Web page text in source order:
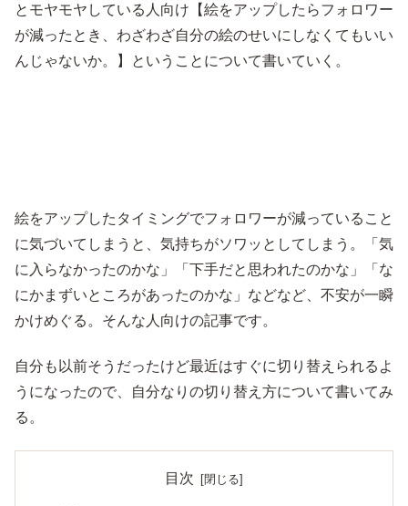
とモヤモヤしている人向け【絵をアップしたらフォロワー
が減ったとき、わざわざ自分の絵のせいにしなくてもいい
んじゃないか。】ということについて書いていく。
絵をアップしたタイミングでフォロワーが減っていること
に気づいてしまうと、気持ちがソワッとしてしまう。「気
に入らなかったのかな」「下手だと思われたのかな」「な
にかまずいところがあったのかな」などなど、不安が一瞬
かけめぐる。そんな人向けの記事です。
自分も以前そうだったけど最近はすぐに切り替えられるよ
うになったので、自分なりの切り替え方について書いてみ
る。
目次